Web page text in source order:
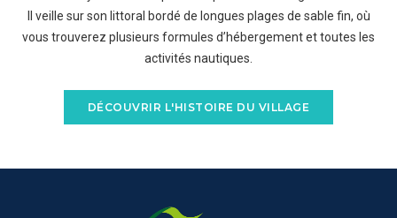
Il veille sur son littoral bordé de longues plages de sable fin, où
vous trouverez plusieurs formules d’hébergement et toutes les
activités nautiques.
DÉCOUVRIR L'HISTOIRE DU VILLAGE